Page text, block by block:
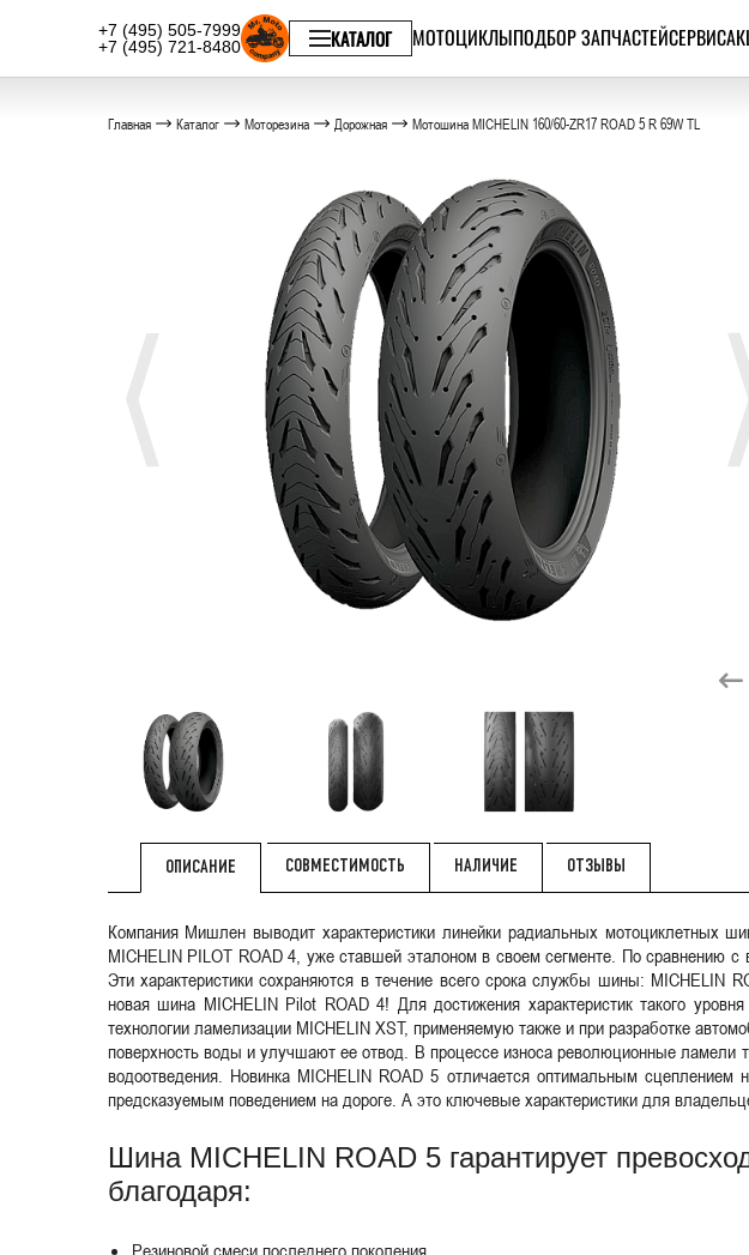
+7 (495) 505-7999
+7 (495) 721-8480
КАТАЛОГ МОТОЦИКЛЫПОДБОР ЗАПЧАСТЕЙСЕРВИС
Главная Каталог Моторезина Дорожная Мотошина MICHELIN 160/60-ZR17 ROAD 5 R 69W TL
ОПИСАНИЕ СОВМЕСТИМОСТЬ НАЛИЧИЕ ОТЗЫВЫ
Компания Мишлен выводит характеристики линейки радиальных
MICHELIN PILOT ROAD 4, уже ставшей эталоном в своем сегменте. По сравнению
Эти характеристики сохраняются в течение всего срока службы шины: MICHELIN
новая шина MICHELIN Pilot ROAD 4! Для достижения характеристик такого
технологии ламелизации MICHELIN XST, применяемую также и при разработке
поверхность воды и улучшают ее отвод. В процессе износа революционные ламели
водоотведения. Новинка MICHELIN ROAD 5 отличается оптимальным
предсказуемым поведением на дороге. А это ключевые характеристики для
Шина MICHELIN ROAD 5 гарантирует
благодаря:
Резиновой смеси последнего поколения